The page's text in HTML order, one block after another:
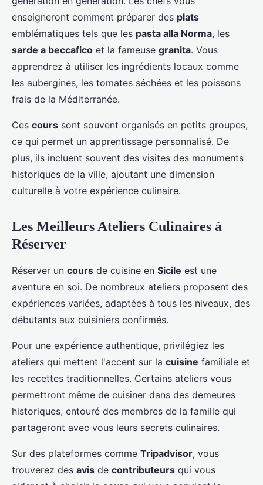
enseigneront comment préparer des plats
emblématiques tels que les pasta alla Norma, les
sarde a beccafico et la fameuse granita. Vous
apprendrez à utiliser les ingrédients locaux comme
les aubergines, les tomates séchées et les poissons
frais de la Méditerranée.
Ces cours sont souvent organisés en petits groupes,
ce qui permet un apprentissage personnalisé. De
plus, ils incluent souvent des visites des monuments
historiques de la ville, ajoutant une dimension
culturelle à votre expérience culinaire.
Les Meilleurs Ateliers Culinaires à
Réserver
Réserver un cours de cuisine en Sicile est une
aventure en soi. De nombreux ateliers proposent des
expériences variées, adaptées à tous les niveaux, des
débutants aux cuisiniers confirmés.
Pour une expérience authentique, privilégiez les
ateliers qui mettent l'accent sur la cuisine familiale et
les recettes traditionnelles. Certains ateliers vous
permettront même de cuisiner dans des demeures
historiques, entouré des membres de la famille qui
partageront avec vous leurs secrets culinaires.
Sur des plateformes comme Tripadvisor, vous
trouverez des avis de contributeurs qui vous